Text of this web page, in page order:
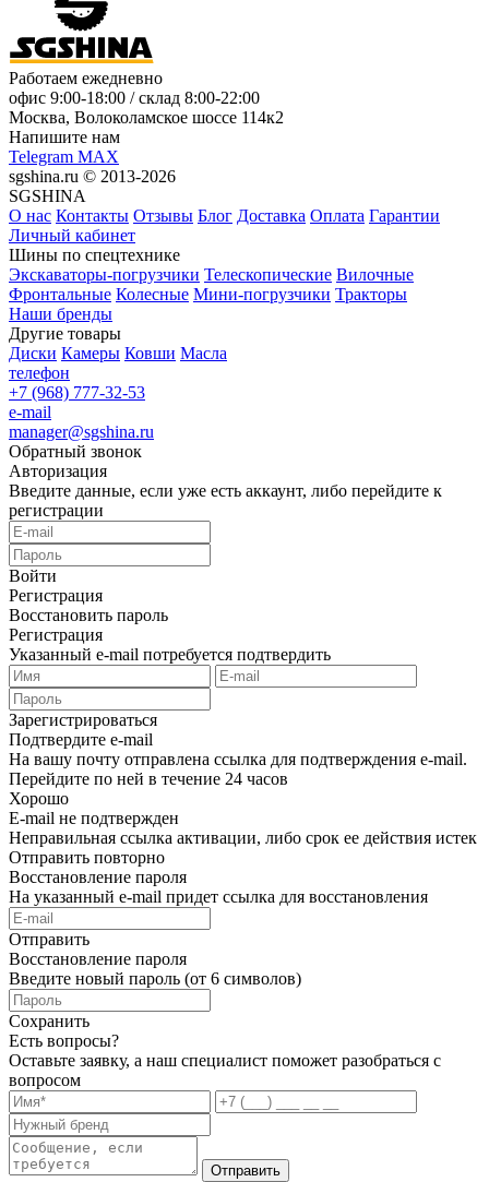
Работаем ежедневно
офис 9:00-18:00 / склад 8:00-22:00
Москва, Волоколамское шоссе 114к2
Напишите нам
Telegram MAX
sgshina.ru © 2013-2026
SGSHINA
О нас Контакты Отзывы Блог Доставка Оплата Гарантии
Личный кабинет
Шины по спецтехнике
Экскаваторы-погрузчики Телескопические Вилочные
Фронтальные Колесные Мини-погрузчики Тракторы
Наши бренды
Другие товары
Диски Камеры Ковши Масла
телефон
+7 (968) 777-32-53
e-mail
manager@sgshina.ru
Обратный звонок
Авторизация
Введите данные, если уже есть аккаунт, либо перейдите к
регистрации
Войти
Регистрация
Восстановить пароль
Регистрация
Указанный e-mail потребуется подтвердить
Зарегистрироваться
Подтвердите e-mail
На вашу почту отправлена ссылка для подтверждения e-mail.
Перейдите по ней в течение 24 часов
Хорошо
E-mail не подтвержден
Неправильная ссылка активации, либо срок ее действия истек
Отправить повторно
Восстановление пароля
На указанный e-mail придет ссылка для восстановления
Отправить
Восстановление пароля
Введите новый пароль (от 6 символов)
Сохранить
Есть вопросы?
Оставьте заявку, а наш специалист поможет разобраться с
вопросом
Отправить